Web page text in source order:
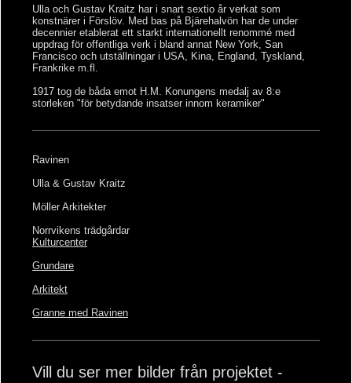
Ulla och Gustav Kraitz har i snart sextio år verkat som
konstnärer i Förslöv. Med bas på Bjärehalvön har de under
decennier etablerat ett starkt internationellt renommé med
uppdrag för offentliga verk i bland annat New York, San
Francisco och utställningar i USA, Kina, England, Tyskland,
Frankrike m.fl.
1917 tog de båda emot H.M. Konungens medalj av 8:e
storleken "för betydande insatser innom keramiker"
Ravinen
Ulla & Gustav Kraitz
Möller Arkitekter
Norrvikens trädgårdar
Kulturcenter
Grundare
Arkitekt
Granne med Ravinen
Vill du ser mer bilder från projektet -